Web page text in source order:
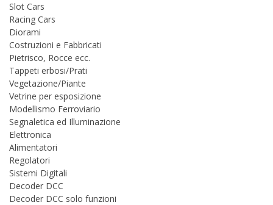
Slot Cars
Racing Cars
Diorami
Costruzioni e Fabbricati
Pietrisco, Rocce ecc.
Tappeti erbosi/Prati
Vegetazione/Piante
Vetrine per esposizione
Modellismo Ferroviario
Segnaletica ed Illuminazione
Elettronica
Alimentatori
Regolatori
Sistemi Digitali
Decoder DCC
Decoder DCC solo funzioni